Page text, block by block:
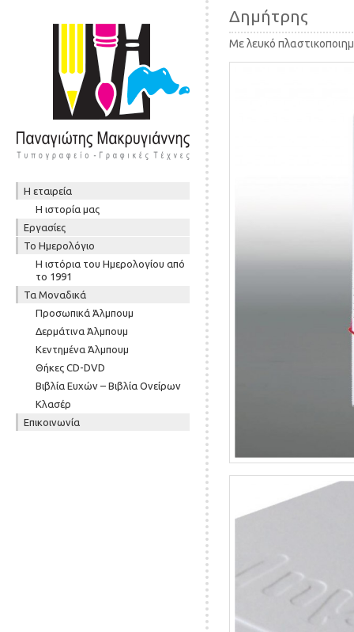
Μενού
Skip to content
Η εταιρεία
Η ιστορία μας
Εργασίες
To Ημερολόγιο
Η ιστόρια του Ημερολογίου από
το 1991
Τα Μοναδικά
Προσωπικά Άλμπουμ
Δερμάτινα Άλμπουμ
Κεντημένα Άλμπουμ
Θήκες CD-DVD
Βιβλία Ευχών – Βιβλία Ονείρων
Κλασέρ
Επικοινωνία
Δημήτρης
Με λευκό